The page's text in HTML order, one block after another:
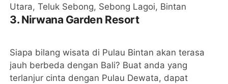
Utara, Teluk Sebong, Sebong Lagoi, Bintan
3. Nirwana Garden Resort
Siapa bilang wisata di Pulau Bintan akan terasa
jauh berbeda dengan Bali? Buat anda yang
terlanjur cinta dengan Pulau Dewata, dapat